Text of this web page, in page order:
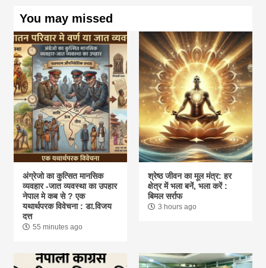
You may missed
अंग्रेजो का कुत्सित मानसिक
व्यवहार -जात व्यवस्था का उपहार
नेपाल मे कब से ? एक
यथार्थपरक विवेचना : डा.विजय
दत्त
55 minutes ago
श्रेष्ठ जीवन का मूल मंत्र: हर
क्षेत्र में भला बनें, भला करें :
बिमल सर्राफ
3 hours ago